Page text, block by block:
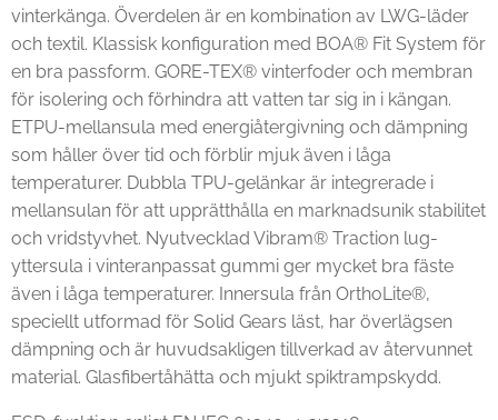
vinterkänga. Överdelen är en kombination av LWG-läder
och textil. Klassisk konfiguration med BOA® Fit System för
en bra passform. GORE-TEX® vinterfoder och membran
för isolering och förhindra att vatten tar sig in i kängan.
ETPU-mellansula med energiåtergivning och dämpning
som håller över tid och förblir mjuk även i låga
temperaturer. Dubbla TPU-gelänkar är integrerade i
mellansulan för att upprätthålla en marknadsunik stabilitet
och vridstyvhet. Nyutvecklad Vibram® Traction lug-
yttersula i vinteranpassat gummi ger mycket bra fäste
även i låga temperaturer. Innersula från OrthoLite®,
speciellt utformad för Solid Gears läst, har överlägsen
dämpning och är huvudsakligen tillverkad av återvunnet
material. Glasfibertåhätta och mjukt spiktrampskydd.